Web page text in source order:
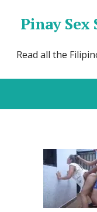
Pinay Sex
Read all the